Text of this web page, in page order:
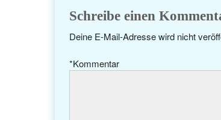
Schreibe einen
Deine E-Mail-Adresse wird nicht
Kommentar
*